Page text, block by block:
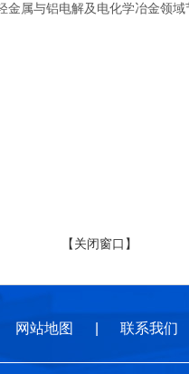
属与铝电解及电化学冶金领域
【关闭窗口】
网站地图 联系我们